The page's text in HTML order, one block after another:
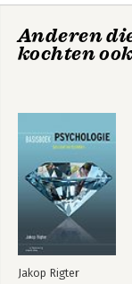
Anderen
kochten
Jakop Rigter